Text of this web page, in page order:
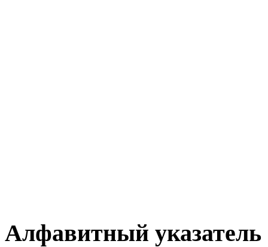
Алфавитный указатель